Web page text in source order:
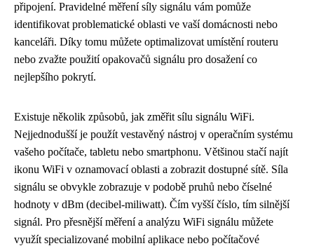
připojení. Pravidelné měření síly signálu vám pomůže
identifikovat problematické oblasti ve vaší domácnosti nebo
kanceláři. Díky tomu můžete optimalizovat umístění routeru
nebo zvažte použití opakovačů signálu pro dosažení co
nejlepšího pokrytí.
Existuje několik způsobů, jak změřit sílu signálu WiFi.
Nejjednodušší je použít vestavěný nástroj v operačním systému
vašeho počítače, tabletu nebo smartphonu. Většinou stačí najít
ikonu WiFi v oznamovací oblasti a zobrazit dostupné sítě. Síla
signálu se obvykle zobrazuje v podobě pruhů nebo číselné
hodnoty v dBm (decibel-miliwatt). Čím vyšší číslo, tím silnější
signál. Pro přesnější měření a analýzu WiFi signálu můžete
využít specializované mobilní aplikace nebo počítačové